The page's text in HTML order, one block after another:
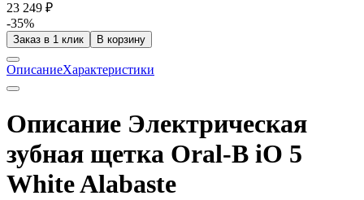
23 249 ₽
-35%
Заказ в 1 клик В корзину
ОписаниеХарактеристики
Описание Электрическая
зубная щетка Oral-B iO 5
White Alabaste